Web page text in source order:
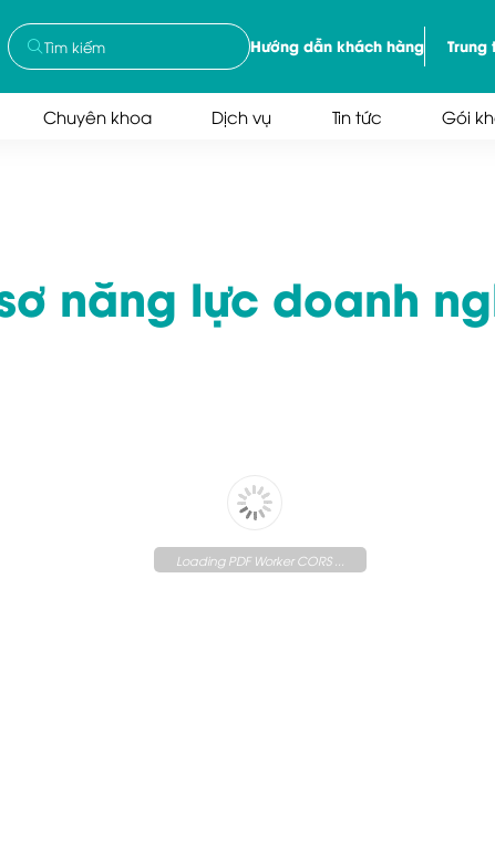
Hướng dẫn khách hàng Trung
Chuyên khoa Dịch vụ Tin tức Gói
năng lực doanh
Loading PDF Worker CORS ...